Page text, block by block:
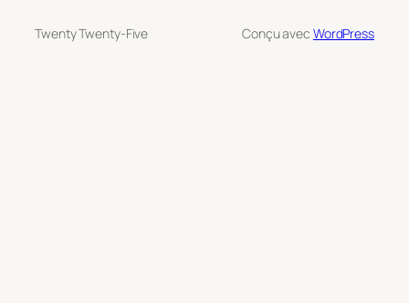
Twenty Twenty-Five Conçu avec WordPress